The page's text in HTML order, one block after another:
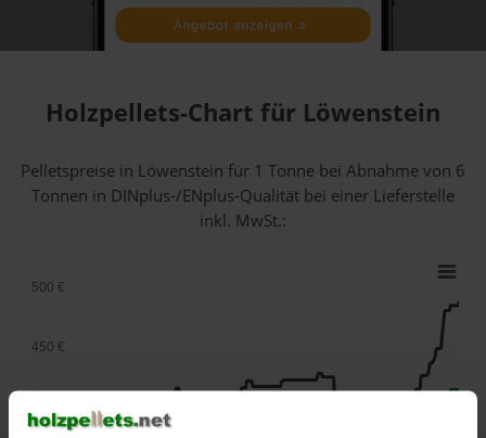
Holzpellets-Chart für Löwenstein
Pelletspreise in Löwenstein für 1 Tonne bei Abnahmevon 6
Tonnen in DINplus-/ENplus-Qualität bei einer Lieferstelle
inkl. MwSt.:
450 €
500 €